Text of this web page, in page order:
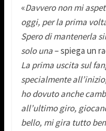
«Davvero non mi
oggi, per la prima
Spero di mantenerla
solo una– spiega un
La prima uscita sul
specialmente
ho dovuto anche
all’ultimo giro,
bello, mi gira tutto